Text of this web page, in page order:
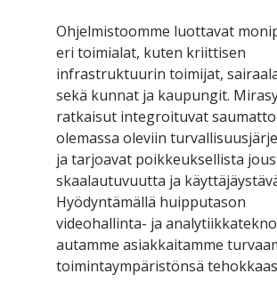
Ohjelmistoomme luottavat
eri toimialat, kuten kriittisen
infrastruktuurin toimijat,
sekä kunnat ja kaupungit.
ratkaisut integroituvat
olemassa oleviin
ja tarjoavat poikkeuksellista
skaalautuvuutta ja
Hyödyntämällä huipputason
videohallinta- ja
autamme asiakkaitamme
toimintaympäristönsä